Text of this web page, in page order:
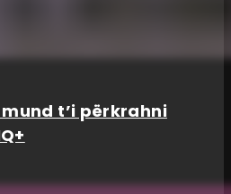
t’i përkrahni